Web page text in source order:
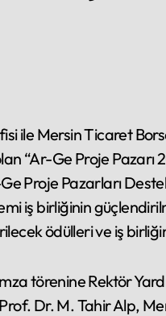
“Ar-Ge Proje
Proje Pazarları
iş birliğinin
ödülleri ve iş
törenine Rektör
Dr. M. Tahir Alp,